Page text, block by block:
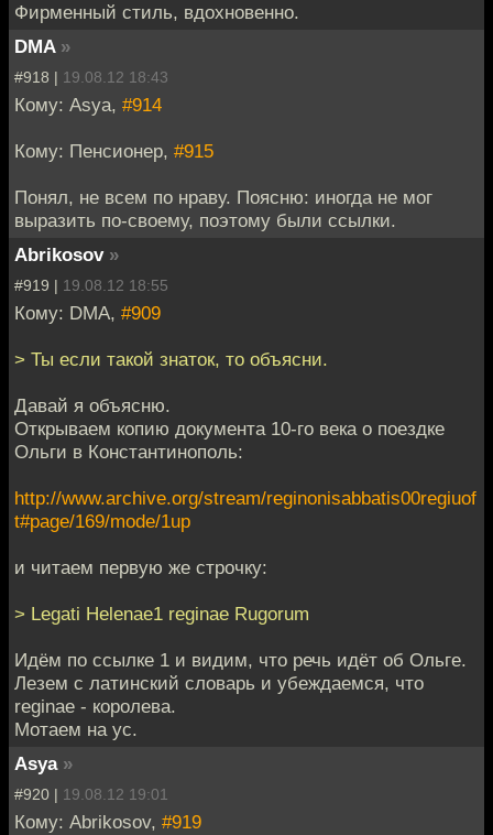
Фирменный стиль, вдохновенно.
DMA »
#918 | 19.08.12 18:43
Кому: Asya, #914
Кому: Пенсионер, #915
Понял, не всем по нраву. Поясню: иногда не мог
выразить по-своему, поэтому были ссылки.
Abrikosov »
#919 | 19.08.12 18:55
Кому: DMA, #909
> Ты если такой знаток, то объясни.
Давай я объясню.
Открываем копию документа 10-го века о поездке
Ольги в Константинополь:
http://www.archive.org/stream/reginonisabbatis00regiuof
t#page/169/mode/1up
и читаем первую же строчку:
> Legati Helenae1 reginae Rugorum
Идём по ссылке 1 и видим, что речь идёт об Ольге.
Лезем с латинский словарь и убеждаемся, что
reginae - королева.
Мотаем на ус.
Asya »
#920 | 19.08.12 19:01
Кому: Abrikosov, #919